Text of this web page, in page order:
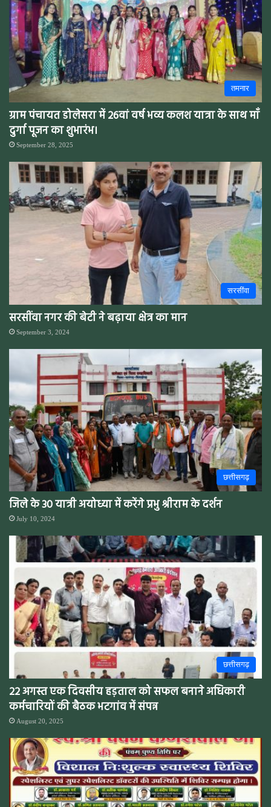
तमनार
ग्राम पंचायत डोलेसरा में 26वां वर्ष भव्य कलश यात्रा के साथ माँ
दुर्गा पूजन का शुभारंभ।
September 28, 2025
सरसींवा
सरसींवा नगर की बेटी ने बढ़ाया क्षेत्र का मान
September 3, 2024
छत्तीसगढ़
जिले के 30 यात्री अयोध्या में करेंगे प्रभु श्रीराम के दर्शन
July 10, 2024
छत्तीसगढ़
22 अगस्त एक दिवसीय हड़ताल को सफल बनाने अधिकारी
कर्मचारियों की बैठक भटगांव में संपन्न
August 20, 2025